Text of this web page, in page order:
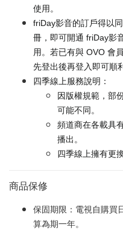
使用。
friDay影音的訂戶得以
冊，即可開通 friDay影
用。若已有與 OVO 會
先登出後再登入即可順
四季線上服務說明：
因版權規範，部
可能不同。
頻道商在各載具
播出。
四季線上擁有更
商品保修
保固期限：電視自購買
算為期一年。